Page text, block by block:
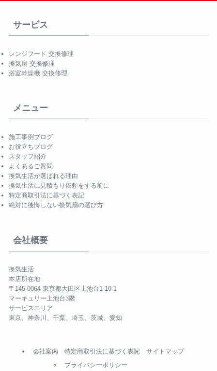
サービス
レンジフード 交換修理
換気扇 交換修理
浴室乾燥機 交換修理
メニュー
施工事例ブログ
お役立ちブログ
スタッフ紹介
よくあるご質問
換気生活が選ばれる理由
換気生活に見積もり依頼をする前に
特定商取引法に基づく表記
絶対に後悔しない換気扇の選び方
会社概要
換気生活
本店所在地
〒145-0064 東京都大田区上池台1-10-1
マーキュリー上池台3階
サービスエリア
東京、神奈川、千葉、埼玉、茨城、愛知
会社案内
特定商取引法に基づく表記
プライバシーポリシー
サイトマップ